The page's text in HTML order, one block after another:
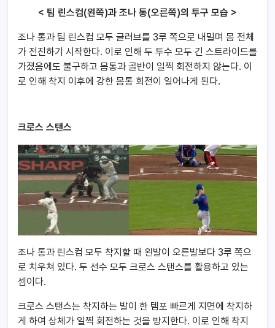
< 팀 린스컴(왼쪽)과 조나 통(오른쪽)의 투구 모습 >
조나 통과 팀 린스컴 모두 글러브를 3루 쪽으로 내밀며 몸 전체
가 전진하기 시작한다. 이로 인해 두 투수 모두 긴 스트라이드를
가졌음에도 불구하고 몸통과 골반이 일찍 회전하지 않는다. 이
로 인해 착지 이후에 강한 몸통 회전이 일어나게 된다.
크로스 스탠스
조나 통과 린스컴 모두 착지할 때 왼발이 오른발보다 3루 쪽으
로 치우쳐 있다. 두 선수 모두 크로스 스탠스를 활용하고 있는
셈이다.
크로스 스탠스는 착지하는 발이 한 템포 빠르게 지면에 착지하
게 하여 상체가 일찍 회전하는 것을 방지한다. 이로 인해 착지